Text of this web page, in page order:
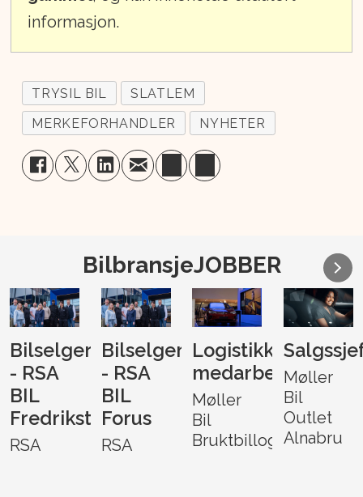
informasjon.
TRYSIL BIL
SLATLEM
MERKEFORHANDLER
NYHETER
BilbransjeJOBBER
Bilselger
- RSA
BIL
Fredrikstad
RSA
Bilselger
- RSA
BIL
Forus
RSA
Logistikk-
medarbeider
Møller
Bil
Bruktbillogistikk
Møller
Bil
Outlet
Alnabru